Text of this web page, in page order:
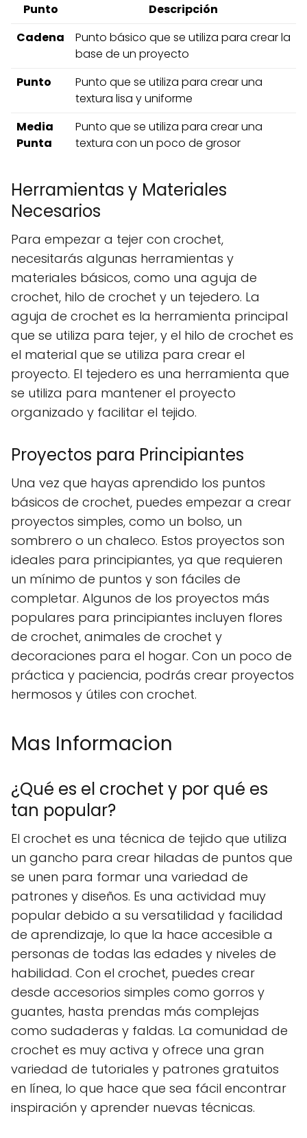
Punto
Descripción
Cadena
Punto básico que se utiliza para crear la
base de un proyecto
Punto
Punto que se utiliza para crear una
textura lisa y uniforme
Media
Punta
Punto que se utiliza para crear una
textura con un poco de grosor
Herramientas y Materiales
Necesarios
Para empezar a tejer con crochet,
necesitarás algunas herramientas y
materiales básicos, como una aguja de
crochet, hilo de crochet y un tejedero. La
aguja de crochet es la herramienta principal
que se utiliza para tejer, y el hilo de crochet es
el material que se utiliza para crear el
proyecto. El tejedero es una herramienta que
se utiliza para mantener el proyecto
organizado y facilitar el tejido.
Proyectos para Principiantes
Una vez que hayas aprendido los puntos
básicos de crochet, puedes empezar a crear
proyectos simples, como un bolso, un
sombrero o un chaleco. Estos proyectos son
ideales para principiantes, ya que requieren
un mínimo de puntos y son fáciles de
completar. Algunos de los proyectos más
populares para principiantes incluyen flores
de crochet, animales de crochet y
decoraciones para el hogar. Con un poco de
práctica y paciencia, podrás crear proyectos
hermosos y útiles con crochet.
Mas Informacion
¿Qué es el crochet y por qué es
tan popular?
El crochet es una técnica de tejido que utiliza
un gancho para crear hiladas de puntos que
se unen para formar una variedad de
patrones y diseños. Es una actividad muy
popular debido a su versatilidad y facilidad
de aprendizaje, lo que la hace accesible a
personas de todas las edades y niveles de
habilidad. Con el crochet, puedes crear
desde accesorios simples como gorros y
guantes, hasta prendas más complejas
como sudaderas y faldas. La comunidad de
crochet es muy activa y ofrece una gran
variedad de tutoriales y patrones gratuitos
en línea, lo que hace que sea fácil encontrar
inspiración y aprender nuevas técnicas.